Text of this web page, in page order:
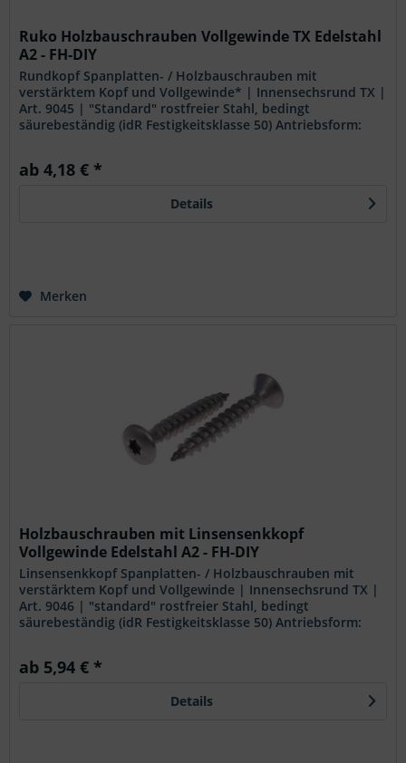
Ruko Holzbauschrauben Vollgewinde TX Edelstahl
A2 - FH-DIY
Rundkopf Spanplatten- / Holzbauschrauben mit
verstärktem Kopf und Vollgewinde* | Innensechsrund TX |
Art. 9045 | "Standard" rostfreier Stahl, bedingt
säurebeständig (idR Festigkeitsklasse 50) Antriebsform:
ab 4,18 € *
Details
Merken
Holzbauschrauben mit Linsensenkkopf
Vollgewinde Edelstahl A2 - FH-DIY
Linsensenkkopf Spanplatten- / Holzbauschrauben mit
verstärktem Kopf und Vollgewinde | Innensechsrund TX |
Art. 9046 | "standard" rostfreier Stahl, bedingt
säurebeständig (idR Festigkeitsklasse 50) Antriebsform:
ab 5,94 € *
Details